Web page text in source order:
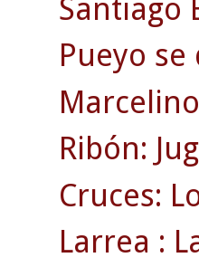
Santiago
Pueyo
Ribón:
Cruces:
Larrea :